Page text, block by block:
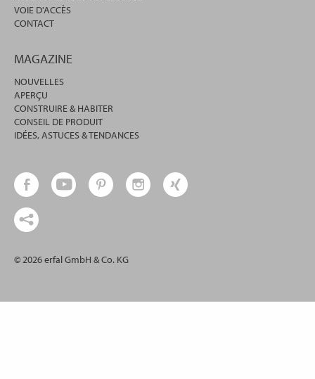
VOIE D'ACCÈS
CONTACT
MAGAZINE
NOUVELLES
APERÇU
CONSTRUIRE & HABITER
CONSEIL DE PRODUIT
IDÉES, ASTUCES & TENDANCES
© 2026 erfal GmbH & Co. KG